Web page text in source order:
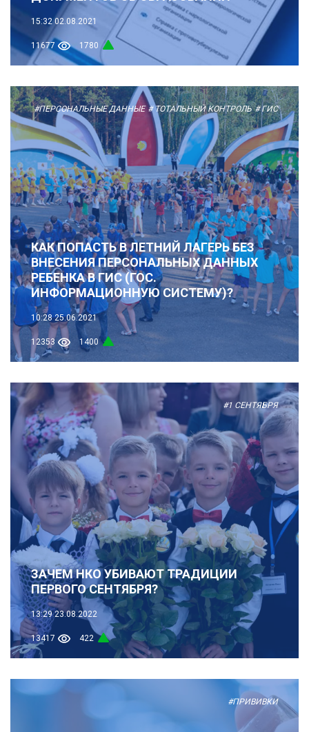
15:32 02.08.2021
11677 1780
#ПЕРСОНАЛЬНЫЕ ДАННЫЕ # ТОТАЛЬНЫЙ КОНТРОЛЬ # ГИС
КАК ПОПАСТЬ В ЛЕТНИЙ ЛАГЕРЬ БЕЗ
ВНЕСЕНИЯ ПЕРСОНАЛЬНЫХ ДАННЫХ
РЕБЕНКА В ГИС (ГОС.
ИНФОРМАЦИОННУЮ СИСТЕМУ)?
10:28 25.06.2021
12353 1400
#1 СЕНТЯБРЯ
ЗАЧЕМ НКО УБИВАЮТ ТРАДИЦИИ
ПЕРВОГО СЕНТЯБРЯ?
13:29 23.08.2022
13417 422
#ПРИВИВКИ